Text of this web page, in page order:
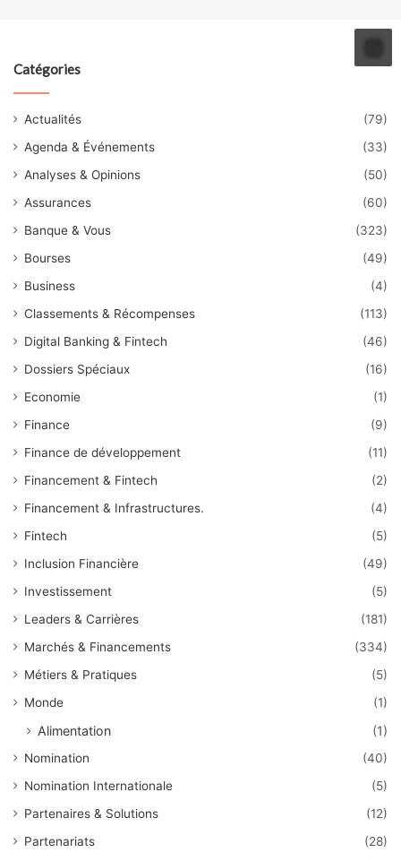
Catégories
Actualités
(79)
Agenda & Événements
(33)
Analyses & Opinions
(50)
Assurances
(60)
Banque & Vous
(323)
Bourses
(49)
Business
(4)
Classements & Récompenses
(113)
Digital Banking & Fintech
(46)
Dossiers Spéciaux
(16)
Economie
(1)
Finance
(9)
Finance de développement
(11)
Financement & Fintech
(2)
Financement & Infrastructures.
(4)
Fintech
(5)
Inclusion Financière
(49)
Investissement
(5)
Leaders & Carrières
(181)
Marchés & Financements
(334)
Métiers & Pratiques
(5)
Monde
(1)
Alimentation (1)
Nomination
(40)
Nomination Internationale
(5)
Partenaires & Solutions
(12)
Partenariats
(28)